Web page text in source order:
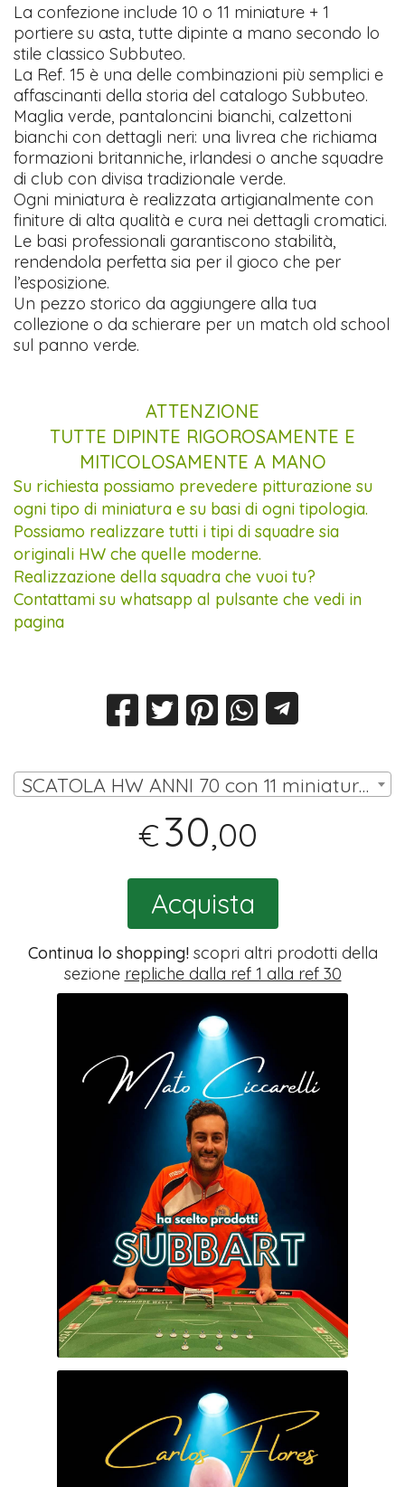
La confezione include 10 o 11 miniature + 1
portiere su asta, tutte dipinte a mano secondo lo
stile classico Subbuteo.
La Ref. 15 è una delle combinazioni più semplici e
affascinanti della storia del catalogo Subbuteo.
Maglia verde, pantaloncini bianchi, calzettoni
bianchi con dettagli neri: una livrea che richiama
formazioni britanniche, irlandesi o anche squadre
di club con divisa tradizionale verde.
Ogni miniatura è realizzata artigianalmente con
finiture di alta qualità e cura nei dettagli cromatici.
Le basi professionali garantiscono stabilità,
rendendola perfetta sia per il gioco che per
l’esposizione.
Un pezzo storico da aggiungere alla tua
collezione o da schierare per un match old school
sul panno verde.
ATTENZIONE
TUTTE DIPINTE RIGOROSAMENTE E
MITICOLOSAMENTE A MANO
Su richiesta possiamo prevedere pitturazione su
ogni tipo di miniatura e su basi di ogni tipologia.
Possiamo realizzare tutti i tipi di squadre sia
originali HW che quelle moderne.
Realizzazione della squadra che vuoi tu?
Contattami su whatsapp al pulsante che vedi in
pagina
SCATOLA HW ANNI 70 con 11 miniature (10 omini, portiere su asta) | € 30,00
€30,00
Acquista
Continua lo shopping!scopri altri prodotti della
sezione repliche dalla ref 1 alla ref 30